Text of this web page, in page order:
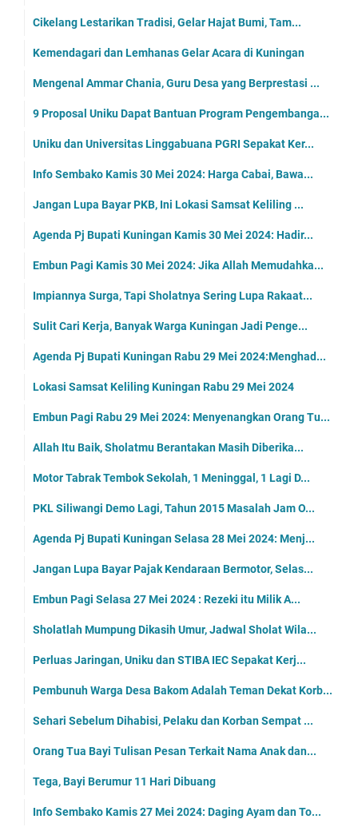
Cikelang Lestarikan Tradisi, Gelar Hajat Bumi, Tam...
Kemendagari dan Lemhanas Gelar Acara di Kuningan
Mengenal Ammar Chania, Guru Desa yang Berprestasi ...
9 Proposal Uniku Dapat Bantuan Program Pengembanga...
Uniku dan Universitas Linggabuana PGRI Sepakat Ker...
Info Sembako Kamis 30 Mei 2024: Harga Cabai, Bawa...
Jangan Lupa Bayar PKB, Ini Lokasi Samsat Keliling ...
Agenda Pj Bupati Kuningan Kamis 30 Mei 2024: Hadir...
Embun Pagi Kamis 30 Mei 2024: Jika Allah Memudahka...
Impiannya Surga, Tapi Sholatnya Sering Lupa Rakaat...
Sulit Cari Kerja, Banyak Warga Kuningan Jadi Penge...
Agenda Pj Bupati Kuningan Rabu 29 Mei 2024:Menghad...
Lokasi Samsat Keliling Kuningan Rabu 29 Mei 2024
Embun Pagi Rabu 29 Mei 2024: Menyenangkan Orang Tu...
Allah Itu Baik, Sholatmu Berantakan Masih Diberika...
Motor Tabrak Tembok Sekolah, 1 Meninggal, 1 Lagi D...
PKL Siliwangi Demo Lagi, Tahun 2015 Masalah Jam O...
Agenda Pj Bupati Kuningan Selasa 28 Mei 2024: Menj...
Jangan Lupa Bayar Pajak Kendaraan Bermotor, Selas...
Embun Pagi Selasa 27 Mei 2024 : Rezeki itu Milik A...
Sholatlah Mumpung Dikasih Umur, Jadwal Sholat Wila...
Perluas Jaringan, Uniku dan STIBA IEC Sepakat Kerj...
Pembunuh Warga Desa Bakom Adalah Teman Dekat Korb...
Sehari Sebelum Dihabisi, Pelaku dan Korban Sempat ...
Orang Tua Bayi Tulisan Pesan Terkait Nama Anak dan...
Tega, Bayi Berumur 11 Hari Dibuang
Info Sembako Kamis 27 Mei 2024: Daging Ayam dan To...